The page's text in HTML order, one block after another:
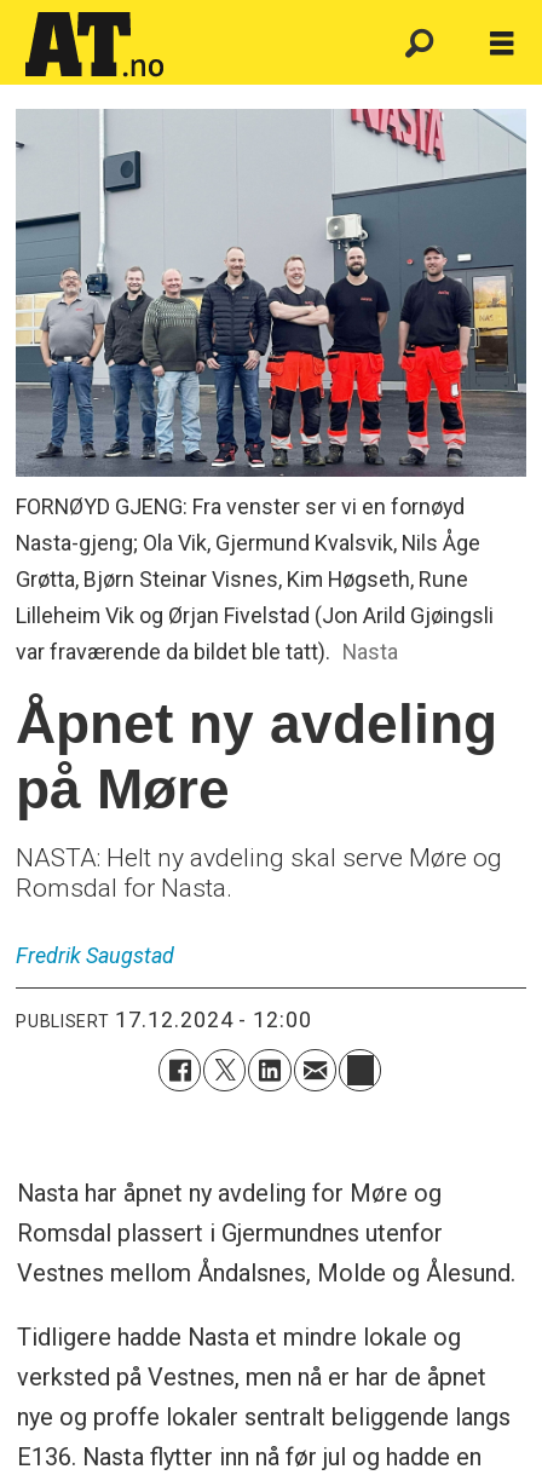
FORNØYD GJENG: Fra venster ser vi en fornøyd
Nasta-gjeng; Ola Vik, Gjermund Kvalsvik, Nils Åge
Grøtta, Bjørn Steinar Visnes, Kim Høgseth, Rune
Lilleheim Vik og Ørjan Fivelstad (Jon Arild Gjøingsli
var fraværende da bildet ble tatt). Nasta
Åpnet ny avdeling
på Møre
NASTA: Helt ny avdeling skal serve Møre og
Romsdal for Nasta.
Fredrik Saugstad
PUBLISERT 17.12.2024 - 12:00
Nasta har åpnet ny avdeling for Møre og
Romsdal plassert i Gjermundnes utenfor
Vestnes mellom Åndalsnes, Molde og Ålesund.
Tidligere hadde Nasta et mindre lokale og
verksted på Vestnes, men nå er har de åpnet
nye og proffe lokaler sentralt beliggende langs
E136. Nasta flytter inn nå før jul og hadde en